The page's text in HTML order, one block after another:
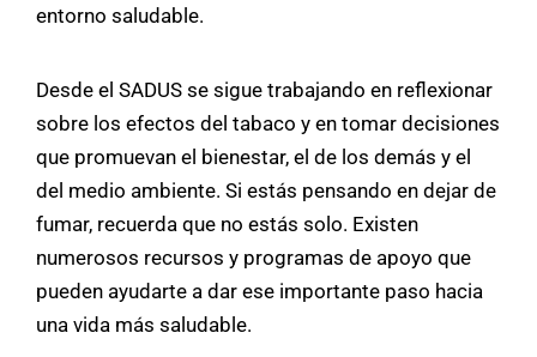
entorno saludable.
Desde el SADUS se sigue trabajando en reflexionar
sobre los efectos del tabaco y en tomar decisiones
que promuevan el bienestar, el de los demás y el
del medio ambiente. Si estás pensando en dejar de
fumar, recuerda que no estás solo. Existen
numerosos recursos y programas de apoyo que
pueden ayudarte a dar ese importante paso hacia
una vida más saludable.